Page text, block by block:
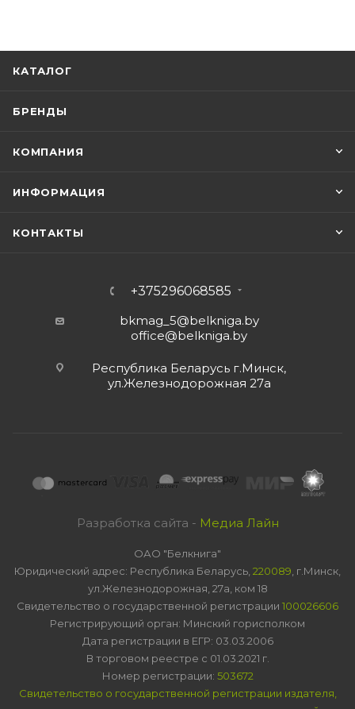
КАТАЛОГ
БРЕНДЫ
КОМПАНИЯ
ИНФОРМАЦИЯ
КОНТАКТЫ
+375296068585
bkmag_5@belkniga.by
office@belkniga.by
Республика Беларусь г.Минск,
ул.Железнодорожная 27а
Разработка сайта - Медиа Лайн
ОАО "Белкнига"
Юридический адрес: Республика Беларусь, 220089 , г.Минск,
ул.Железнодорожная, 27а, ком 18
Свидетельство о государственной регистрации 100026606
Регистрирующий орган: Минский горисполком
Дата регистрации в ЕГР: 03.03.2006
В торговом реестре с 01.03.2021 г.
Номер регистрации: 503672
Свидетельство о государственной регистрации издателя,